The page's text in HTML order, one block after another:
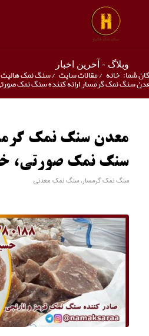
وبلاگ - آخرین اخبار
شما: خانه /مقالات سایت /سنگ نمک هالیت
سنگ نمک گرمسار ارائه کننده سنگ نمک
معدن سنگ نمک
سنگ نمک صورتی،
سنگ نمک گرمسار, سنگ نمک معدنی